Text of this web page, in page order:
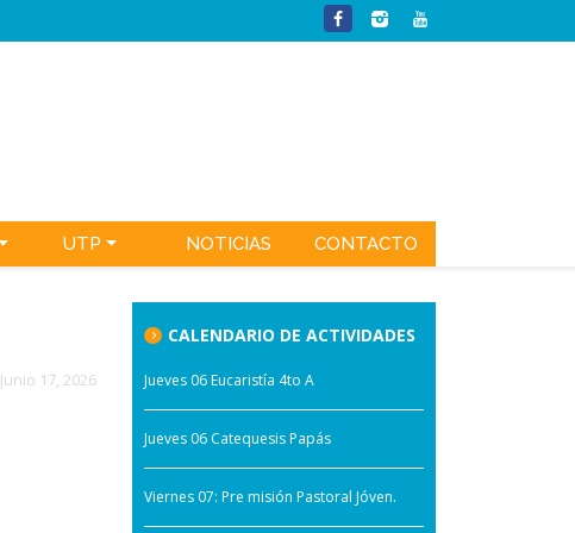
UTP NOTICIAS CONTACTO
Junio 17, 2026
CALENDARIO DE ACTIVIDADES
Jueves 06 Eucaristía 4to A
Jueves 06 Catequesis Papás
Viernes 07: Pre misión Pastoral Jóven.